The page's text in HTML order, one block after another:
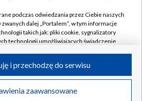
Kontakt
Kanały
Polska S.A. w likwidacji
podczas odwiedzania przez Ciebie naszych
zwanych dalej „Portalem”, w tym informacje
takich jak: pliki cookie, sygnalizatory
technologii umożliwiających świadczenie
podczas odwiedzania przez Ciebie
na Portalu, takie jak adresy IP, identyfikatory
zaawansowane
i przechodzę do serwisu